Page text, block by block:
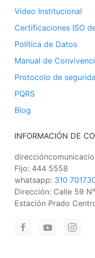
Video Institucional
Certificaciones ISO
Política de Datos
Manual de
Protocolo de
PQRS
Blog
INFORMACIÓN DE
Fijo: 444 5558
whatsapp: 310
Dirección: Calle 59
Estación Prado